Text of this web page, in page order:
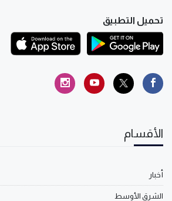
تحميل التطبيق
الأقسام
أخبار
الشرق الأوسط